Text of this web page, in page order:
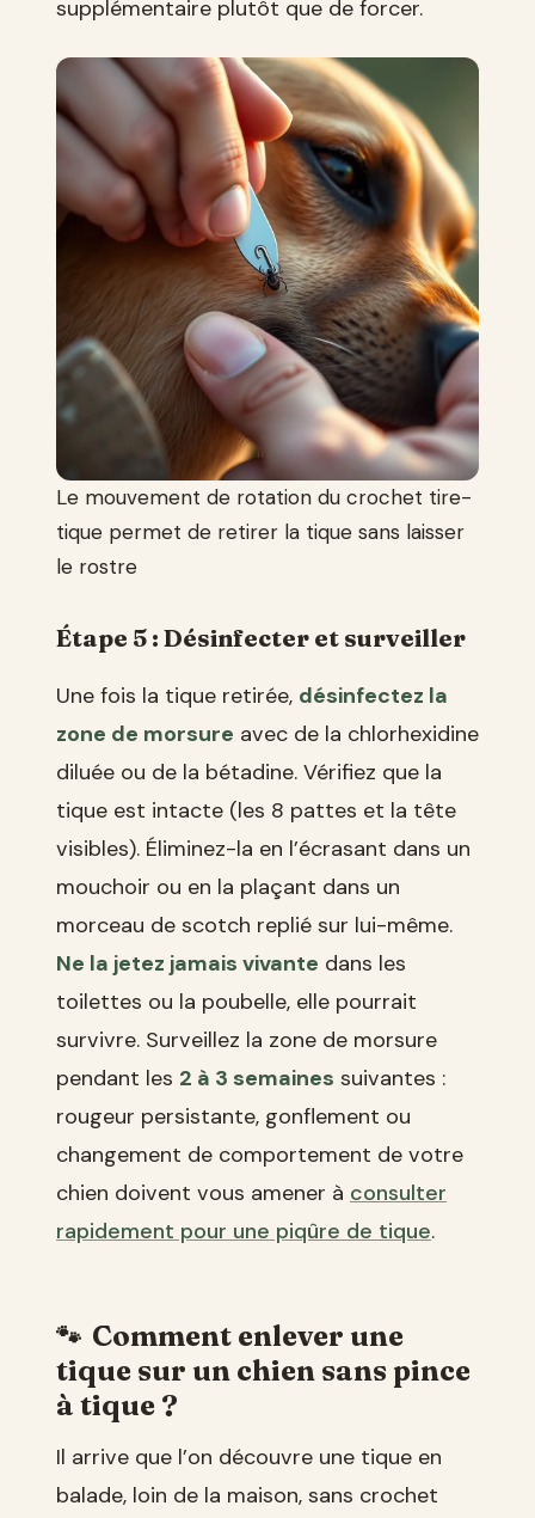
supplémentaire plutôt que de forcer.
Le mouvement de rotation du crochet tire-
tique permet de retirer la tique sans laisser
le rostre
Étape 5 : Désinfecter et surveiller
Une fois la tique retirée, désinfectez la
zone de morsure avec de la chlorhexidine
diluée ou de la bétadine. Vérifiez que la
tique est intacte (les 8 pattes et la tête
visibles). Éliminez-la en l’écrasant dans un
mouchoir ou en la plaçant dans un
morceau de scotch replié sur lui-même.
Ne la jetez jamais vivante dans les
toilettes ou la poubelle, elle pourrait
survivre. Surveillez la zone de morsure
pendant les 2 à 3 semaines suivantes :
rougeur persistante, gonflement ou
changement de comportement de votre
chien doivent vous amener à consulter
rapidement pour une piqûre de tique.
Comment enlever une
tique sur un chien sans pince
à tique ?
Il arrive que l’on découvre une tique en
balade, loin de la maison, sans crochet